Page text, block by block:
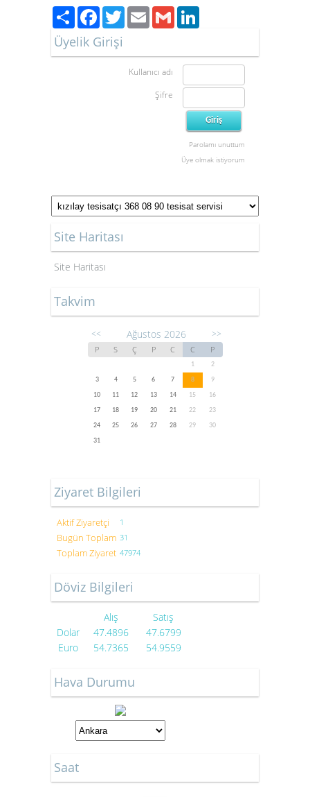
PaylaşFacebook
TwitterEmailGmail
Üyelik Girişi
Kullanıcı adı
Şifre
Parolamı unuttum
Üye olmak istiyorum
Site Haritası
Site Haritası
Takvim
<< Ağustos 2026 >>
P S Ç P C C P
1
2
3
4 5 6 7 8
9
10
11 12 13 14 15
16
17
18 19 20 21 22
23
24
25 26 27 28 29
30
31
Ziyaret Bilgileri
Aktif Ziyaretçi 1
Bugün Toplam 31
Toplam Ziyaret 47974
Döviz Bilgileri
Alış
Satış
Dolar
47.4896
47.6799
Euro
54.7365 54.9559
Hava Durumu
Saat